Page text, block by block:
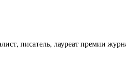
писатель, лауреат премии